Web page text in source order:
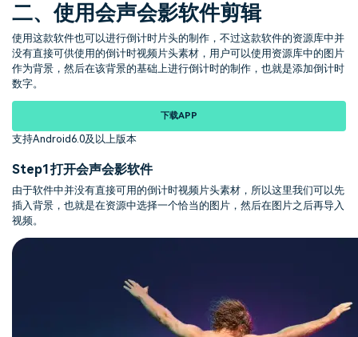
二、使用会声会影软件剪辑
使用这款软件也可以进行倒计时片头的制作，不过这款软件的资源库中并
没有直接可供使用的倒计时视频片头素材，用户可以使用资源库中的图片
作为背景，然后在该背景的基础上进行倒计时的制作，也就是添加倒计时
数字。
下载APP
支持Android6.0及以上版本
Step1打开会声会影软件
由于软件中并没有直接可用的倒计时视频片头素材，所以这里我们可以先
插入背景，也就是在资源中选择一个恰当的图片，然后在图片之后再导入
视频。